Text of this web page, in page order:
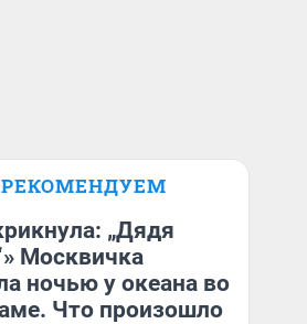
РЕКОМЕНДУЕМ
„Дядя
Москвичка
ночью у океана во
Что произошло